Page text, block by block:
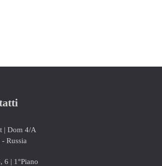
| Dom 4/A
- Russia
6 | 1°Piano